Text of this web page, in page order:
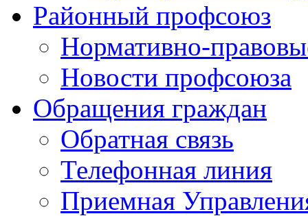
Районный профсоюз
Нормативно-
Новости профсоюза
Обращения граждан
Обратная связь
Телефонная линия
Приемная